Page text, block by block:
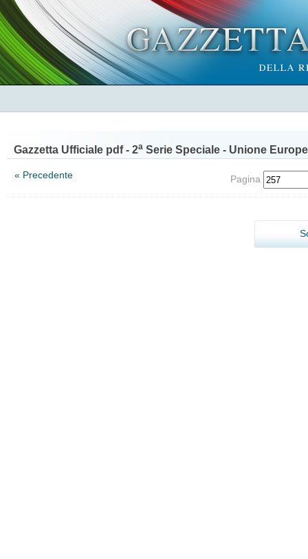
Gazzetta Ufficiale pdf - 2a Serie Speciale - Unione
« Precedente Pagina